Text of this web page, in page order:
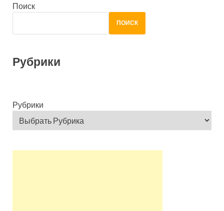
Поиск
ПОИСК
Рубрики
Рубрики